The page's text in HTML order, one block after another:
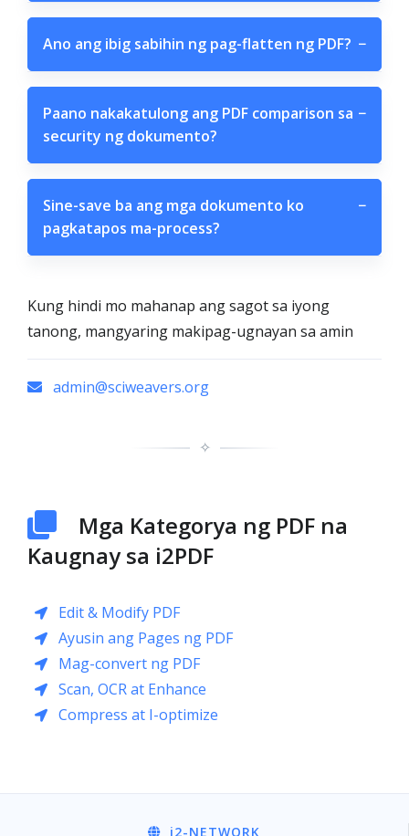
Ano ang ibig sabihin ng pag-flatten ng PDF? −
Paano nakakatulong ang PDF comparison sa
security ng dokumento?
−
Sine-save ba ang mga dokumento ko
pagkatapos ma-process?
−
Kung hindi mo mahanap ang sagot sa iyong
tanong, mangyaring makipag-ugnayan sa amin
admin@sciweavers.org
✧
Mga Kategorya ng PDF na
Kaugnay sa i2PDF
Edit & Modify PDF
Ayusin ang Pages ng PDF
Mag-convert ng PDF
Scan, OCR at Enhance
Compress at I-optimize
i2-NETWORK